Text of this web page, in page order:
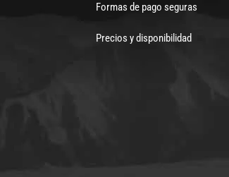
Formas de pago seguras
Precios y disponibilidad